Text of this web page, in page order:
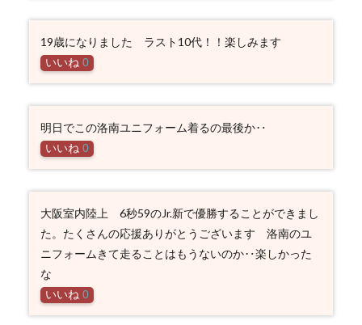
19歳になりました ラスト10代！！楽しみます
いいね 0
明日でこの洛南ユニフォーム着るの最後か‥
いいね 0
大阪室内陸上 6秒59のJr.新で優勝することができまし
た。たくさんの応援ありがとうございます 洛南のユ
ニフォームきて走ることはもうないのか‥楽しかった
な
いいね 0